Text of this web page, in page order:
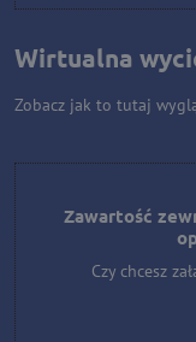
Wirtualna
Zobacz jak to tutaj
Zawartość
Czy chcesz